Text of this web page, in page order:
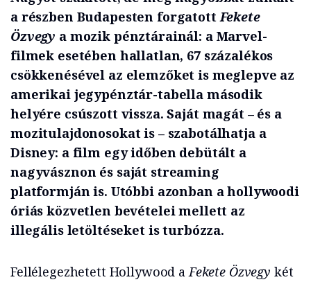
a részben Budapesten forgatottFekete
Özvegy a mozik pénztárainál: a Marvel-
filmek esetében hallatlan, 67 százalékos
csökkenésével az elemzőket is meglepve az
amerikai jegypénztár-tabella második
helyére csúszott vissza. Saját magát – és a
mozitulajdonosokat is – szabotálhatja a
Disney: a film egy időben debütált a
nagyvásznon és saját streaming
platformján is. Utóbbi azonban a hollywoodi
óriás közvetlen bevételei mellett az
illegális letöltéseket is turbózza.
Fellélegezhetett Hollywood aFekete Özvegy két